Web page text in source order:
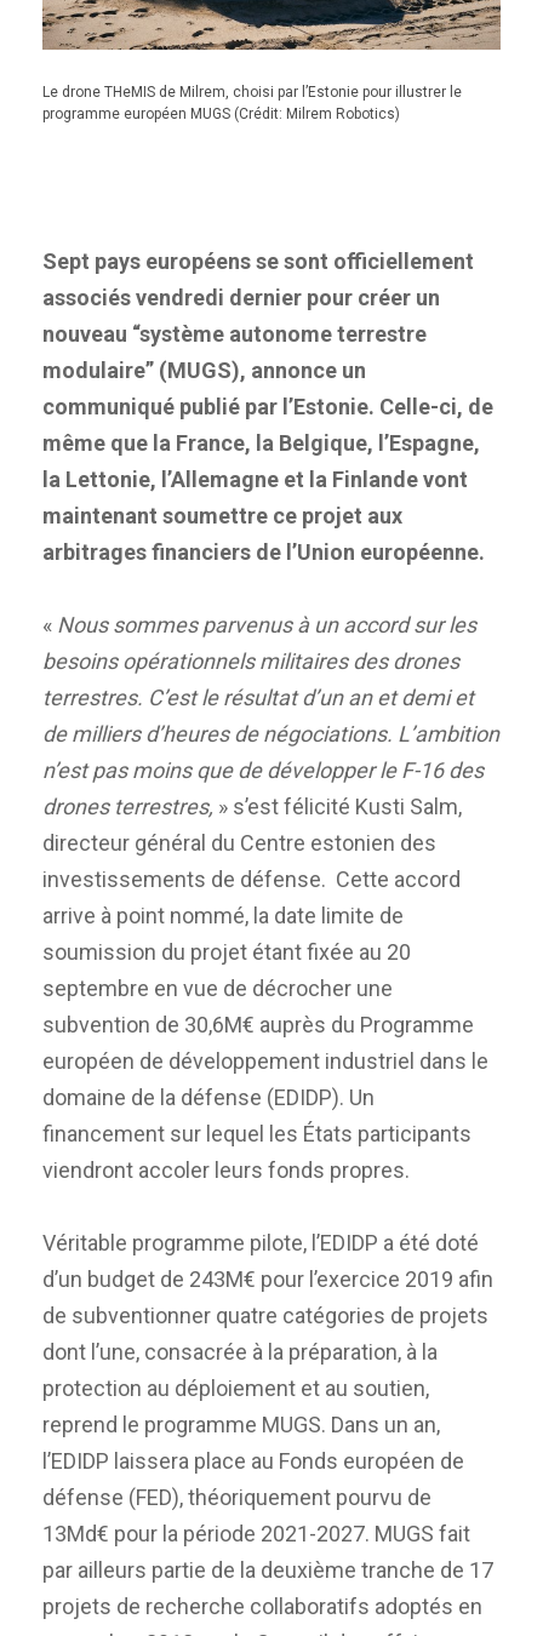
Le drone THeMIS de Milrem, choisi par l’Estonie pour illustrer le
programme européen MUGS (Crédit: Milrem Robotics)
Sept pays européens se sont officiellement
associés vendredi dernier pour créer un
nouveau “système autonome terrestre
modulaire” (MUGS), annonce un
communiqué publié par l’Estonie. Celle-ci, de
même que la France, la Belgique, l’Espagne,
la Lettonie, l’Allemagne et la Finlande vont
maintenant soumettre ce projet aux
arbitrages financiers de l’Union européenne.
« Nous sommes parvenus à un accord sur les
besoins opérationnels militaires des drones
terrestres. C’est le résultat d’un an et demi et
de milliers d’heures de négociations. L’ambition
n’est pas moins que de développer le F-16 des
drones terrestres, » s’est félicité Kusti Salm,
directeur général du Centre estonien des
investissements de défense. Cette accord
arrive à point nommé, la date limite de
soumission du projet étant fixée au 20
septembre en vue de décrocher une
subvention de 30,6M€ auprès du Programme
européen de développement industriel dans le
domaine de la défense (EDIDP). Un
financement sur lequel les États participants
viendront accoler leurs fonds propres.
Véritable programme pilote, l’EDIDP a été doté
d’un budget de 243M€ pour l’exercice 2019 afin
de subventionner quatre catégories de projets
dont l’une, consacrée à la préparation, à la
protection au déploiement et au soutien,
reprend le programme MUGS. Dans un an,
l’EDIDP laissera place au Fonds européen de
défense (FED), théoriquement pourvu de
13Md€ pour la période 2021-2027. MUGS fait
par ailleurs partie de la deuxième tranche de 17
projets de recherche collaboratifs adoptés en